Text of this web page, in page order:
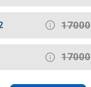
17000
17000